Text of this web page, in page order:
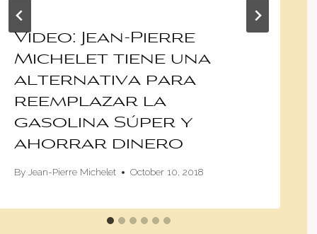
Video: Jean-Pierre
Michelet tiene una
alternativa para
reemplazar la
gasolina Súper y
ahorrar dinero
ByJean-Pierre Michelet October 10, 2018